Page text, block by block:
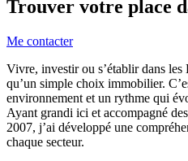
Trouver votre place
Me contacter
Vivre, investir ou s’établir dans les
qu’un simple choix immobilier.
environnement et un rythme qui
Ayant grandi ici et accompagné
2007, j’ai développé une
chaque secteur.